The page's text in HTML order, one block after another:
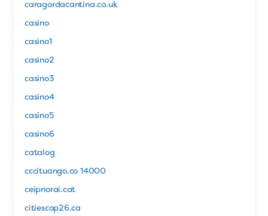
caragordacantina.co.uk
casino
casino1
casino2
casino3
casino4
casino5
casino6
catalog
cccituango.co 14000
ceipnorai.cat
citiescop26.ca